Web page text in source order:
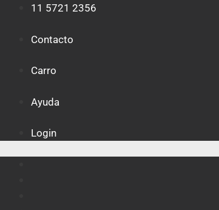
contenido
11 5721 2356
Contacto
Carro
Ayuda
Login